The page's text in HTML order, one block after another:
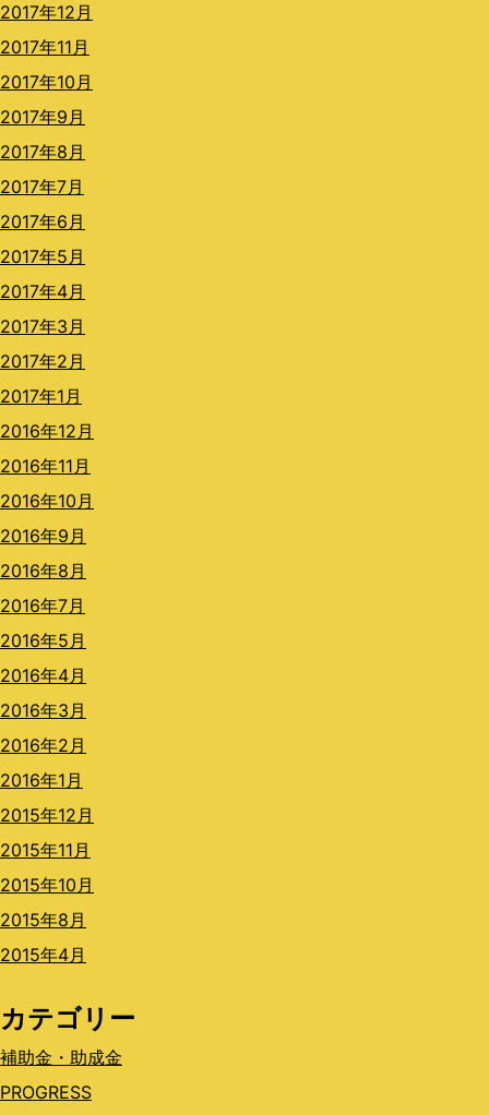
2017年12月
2017年11月
2017年10月
2017年9月
2017年8月
2017年7月
2017年6月
2017年5月
2017年4月
2017年3月
2017年2月
2017年1月
2016年12月
2016年11月
2016年10月
2016年9月
2016年8月
2016年7月
2016年5月
2016年4月
2016年3月
2016年2月
2016年1月
2015年12月
2015年11月
2015年10月
2015年8月
2015年4月
カテゴリー
補助金・助成金
PROGRESS